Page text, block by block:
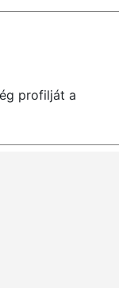
profilját a